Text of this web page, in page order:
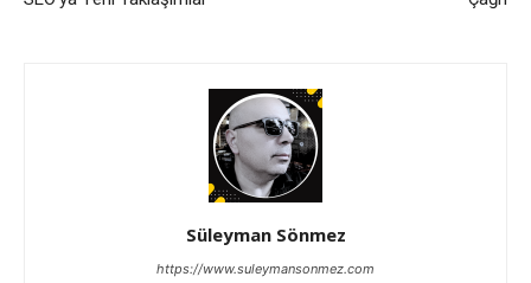
Süleyman Sönmez
https://www.suleymansonmez.com